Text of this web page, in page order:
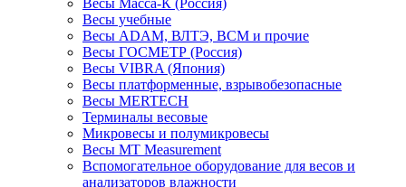
Весы Масса-К (Россия)
Весы учебные
Весы ADAM, ВЛТЭ, BCM и прочие
Весы ГОСМЕТР (Россия)
Весы VIBRA (Япония)
Весы платформенные, взрывобезопасные
Весы MERTECH
Терминалы весовые
Микровесы и полумикровесы
Весы MT Measurement
Вспомогательное оборудование для весов и
анализаторов влажности